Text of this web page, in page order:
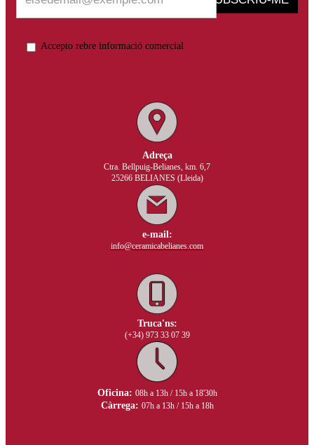
Accepto rebre informació comercial
Adreça
Ctra. Bellpuig-Belianes, km. 6,7
25266 BELIANES (Lleida)
e-mail:
info@ceramicabelianes.com
Truca'ns:
(+34) 973 33 07 39
Oficina: 08h a 13h / 15h a 18'30h
Càrrega: 07h a 13h / 15h a 18h